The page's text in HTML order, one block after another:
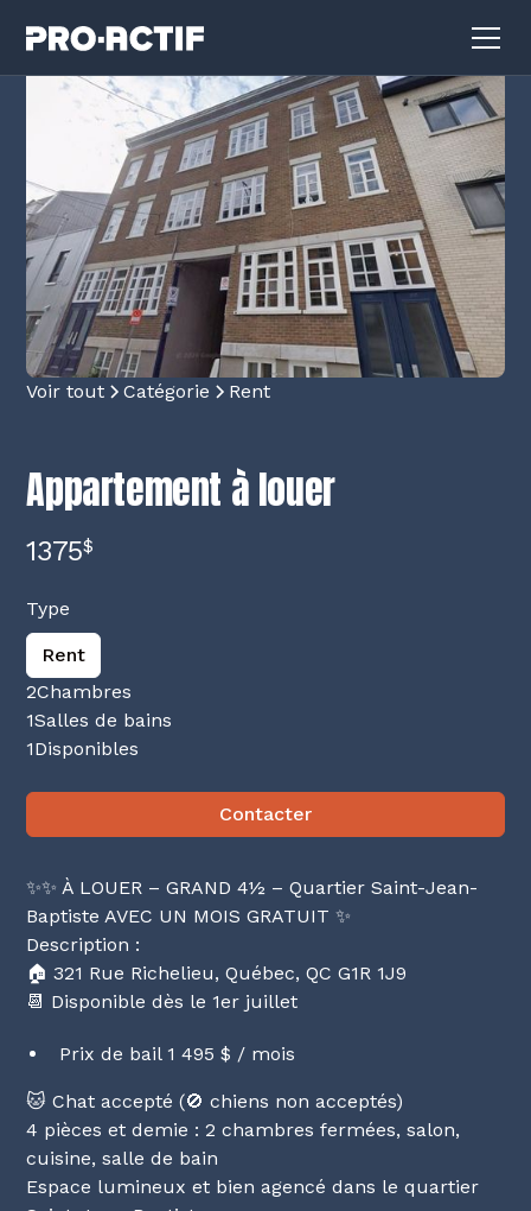
Voir tout Catégorie Rent
Appartement à louer
✨✨ À LOUER – GRAND 4½ – Quartier Saint-Jean-
Baptiste AVEC UN MOIS GRATUIT ✨
Description :
🏠 321 Rue Richelieu, Québec, QC G1R 1J9
📆 Disponible dès le 1er juillet
Prix de bail 1 495 $ / mois
🐱 Chat accepté (🚫 chiens non acceptés)
4 pièces et demie : 2 chambres fermées, salon,
cuisine, salle de bain
Espace lumineux et bien agencé dans le quartier
1375$
Type
Rent
2Chambres
1Salles de bains
1Disponibles
Contacter